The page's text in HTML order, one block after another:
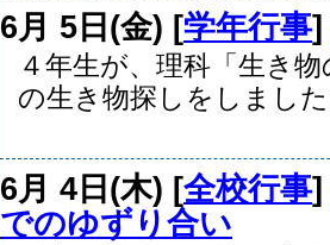
6月 5日(金) [学年行事
４年生が、理科「生き
の生き物探しをしまし
6月 4日(木) [全校行事
でのゆずり合い